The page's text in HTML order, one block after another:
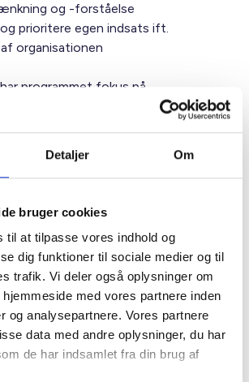
Detaljer Om
bruger cookies
til at tilpasse vores indhold og
dig funktioner til sociale medier og til
trafik. Vi deler også oplysninger om
med vores partnere inden
og analysepartnere. Vores partnere
data med andre oplysninger, du har
de har indsamlet fra din brug af
og -forståelse
og prioritere egen indsats ift.
organisationen
programmet fokus på
det personlige lederskab
forretningsudvikling
strategiske initiativer i egen
viden og eksemplificering ved
og udfordringer tilbydes et
og en værktøjskasse, der kan
i det daglige tværgående
mellem den interne og